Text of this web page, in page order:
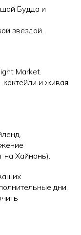
Будда и
звездой.
Market.
и живая
на Хайнань).
дни,